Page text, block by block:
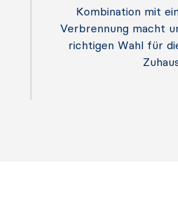
Kombination mit
Verbrennung macht
richtigen Wahl für